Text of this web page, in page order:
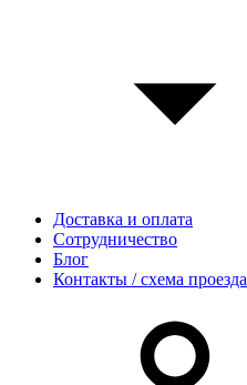
Доставка и оплата
Сотрудничество
Блог
Контакты / схема проезда